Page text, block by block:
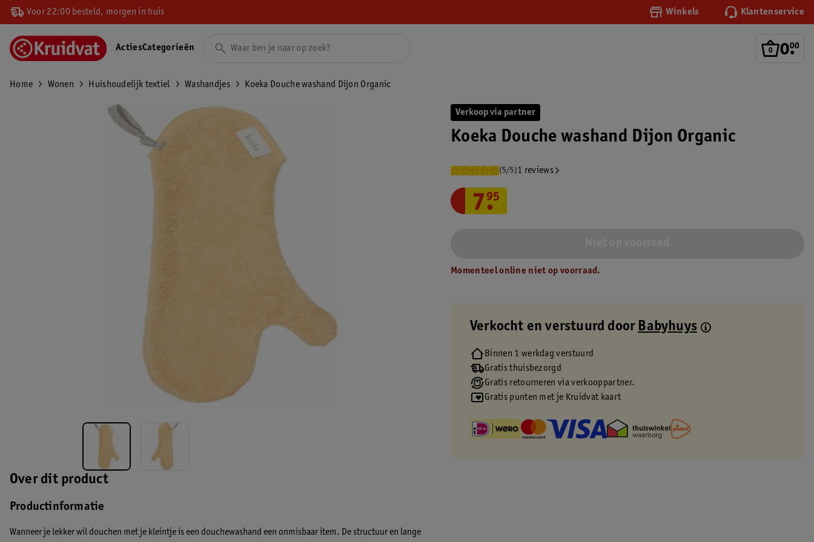
Voor 22:00 besteld, morgen in huis Winkels Klantenservice
0.
00
ActiesCategorieën
Home Wonen Huishoudelijk textiel Washandjes Koeka Douche washand Dijon Organic
Over dit product
Productinformatie
Wanneer je lekker wil douchen met je kleintje is een douchewashand een onmisbaar item. De structuur en lange
Verkoop via partner
Koeka Douche washand Dijon Organic
(5/5)1 reviews
7.
95
Momenteel online niet op voorraad.
Verkocht en verstuurd door Babyhuys
Binnen 1 werkdag verstuurd
Gratis thuisbezorgd
Gratis retourneren via verkooppartner.
Gratis punten met je Kruidvat kaart